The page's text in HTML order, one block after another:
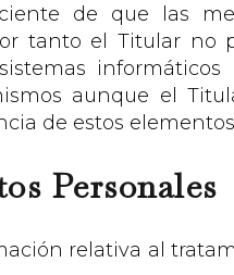
de que las
tanto el Titular no
aunque el
de estos
Personales
relativa al